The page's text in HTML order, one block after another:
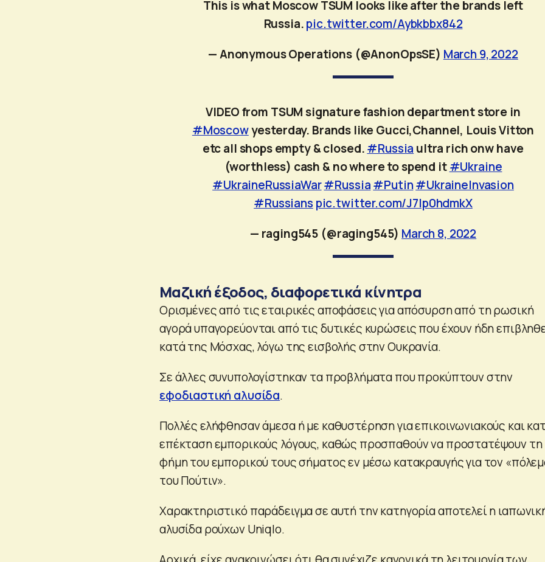
This is what Moscow TSUM looks like after the brands left
Russia.pic.twitter.com/Aybkbbx842
— Anonymous Operations (@AnonOpsSE) March 9, 2022
VIDEO from TSUM signature fashion department store in
#Moscowyesterday. Brands like Gucci,Channel, Louis Vitton
etc all shops empty & closed.#Russia ultra rich onw have
(worthless) cash & no where to spend it#Ukraine
#UkraineRussiaWar#Russia#Putin#UkraineInvasion
#Russians pic.twitter.com/J7lp0hdmkX
— raging545 (@raging545) March 8, 2022
Μαζική έξοδος, διαφορετικά κίνητρα
Ορισμένες από τις εταιρικές αποφάσεις για απόσυρση από τη ρωσική
αγορά υπαγορεύονται από τις δυτικές κυρώσεις που έχουν ήδη
κατά της Μόσχας, λόγω της εισβολής στην Ουκρανία.
Σε άλλες συνυπολογίστηκαν τα προβλήματα που προκύπτουν στην
εφοδιαστική αλυσίδα.
Πολλές ελήφθησαν άμεσα ή με καθυστέρηση για επικοινωνιακούς και
επέκταση εμπορικούς λόγους, καθώς προσπαθούν να προστατέψουν τη
φήμη του εμπορικού τους σήματος εν μέσω κατακραυγής για τον
του Πούτιν».
Χαρακτηριστικό παράδειγμα σε αυτή την κατηγορία αποτελεί η
αλυσίδα ρούχων Uniqlo.